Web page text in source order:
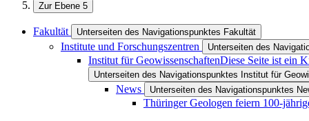
Zur Ebene 5
Fakultät Unterseiten des Navigationspunktes Fakultät
Institute und Forschungszentren Unterseiten des
Institut für GeowissenschaftenDiese Seite ist ein
Unterseiten des Navigationspunktes Institut für
News Unterseiten des Navigationspunktes
Thüringer Geologen feiern 100-